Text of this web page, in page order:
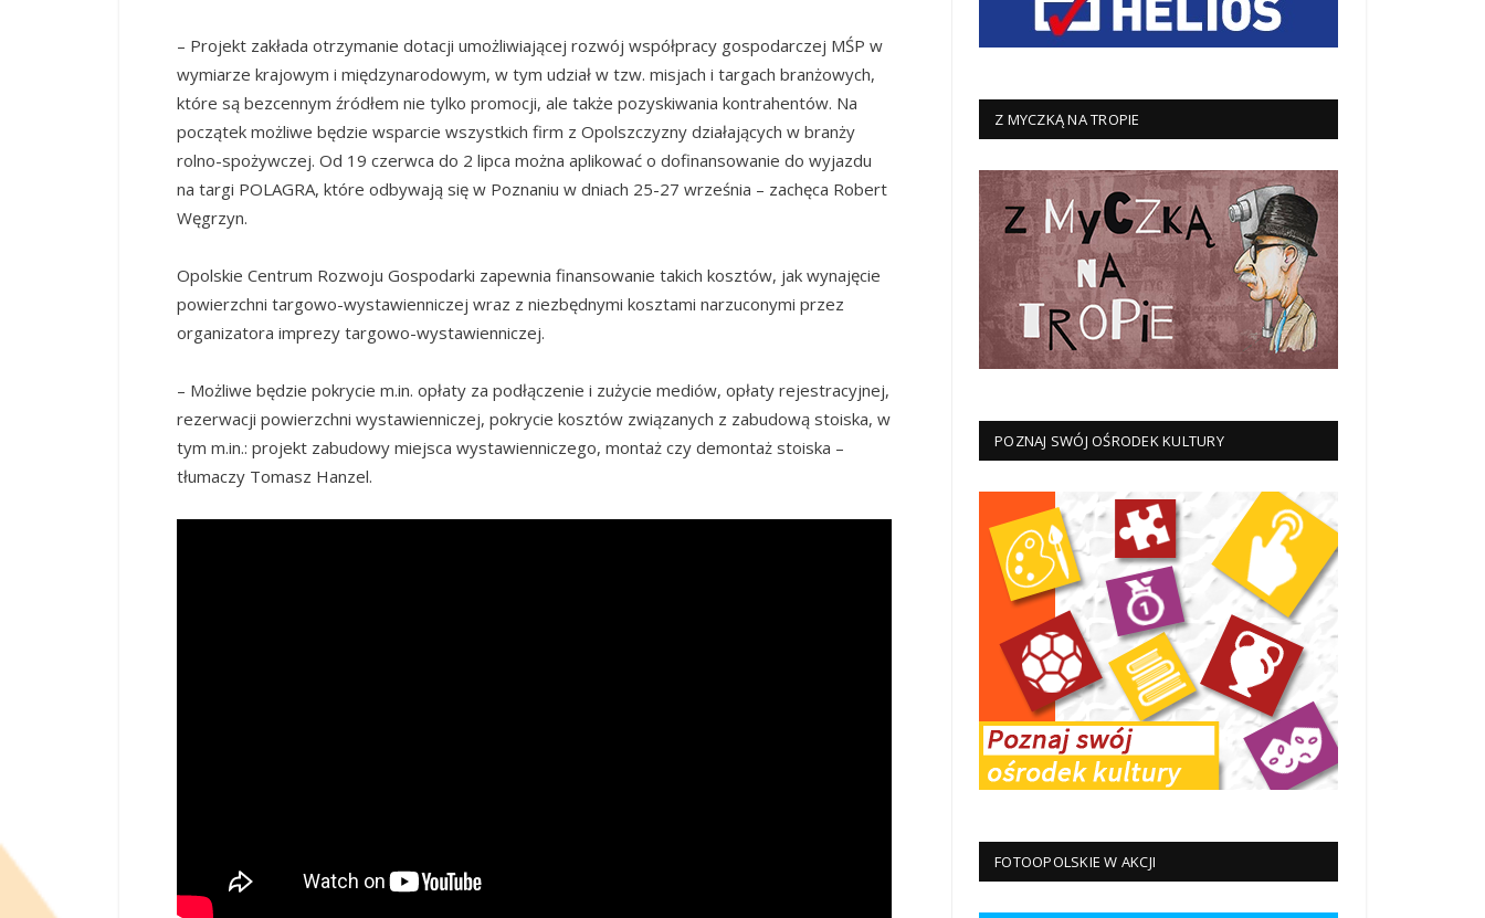
– Projekt zakłada otrzymanie dotacji umożliwiającej rozwój współpracy gospodarczej MŚP w
wymiarze krajowym i międzynarodowym, w tym udział w tzw. misjach i targach branżowych,
które są bezcennym źródłem nie tylko promocji, ale także pozyskiwania kontrahentów. Na
początek możliwe będzie wsparcie wszystkich firm z Opolszczyzny działających w branży
rolno-spożywczej. Od 19 czerwca do 2 lipca można aplikować o dofinansowanie do wyjazdu
na targi POLAGRA, które odbywają się w Poznaniu w dniach 25-27 września – zachęca Robert
Węgrzyn.
Opolskie Centrum Rozwoju Gospodarki zapewnia finansowanie takich kosztów, jak wynajęcie
powierzchni targowo-wystawienniczej wraz z niezbędnymi kosztami narzuconymi przez
organizatora imprezy targowo-wystawienniczej.
– Możliwe będzie pokrycie m.in. opłaty za podłączenie i zużycie mediów, opłaty rejestracyjnej,
rezerwacji powierzchni wystawienniczej, pokrycie kosztów związanych z zabudową stoiska, w
tym m.in.: projekt zabudowy miejsca wystawienniczego, montaż czy demontaż stoiska –
tłumaczy Tomasz Hanzel.
Z MYCZKĄ NA TROPIE
POZNAJ SWÓJ OŚRODEK KULTURY
FOTOOPOLSKIE W AKCJI